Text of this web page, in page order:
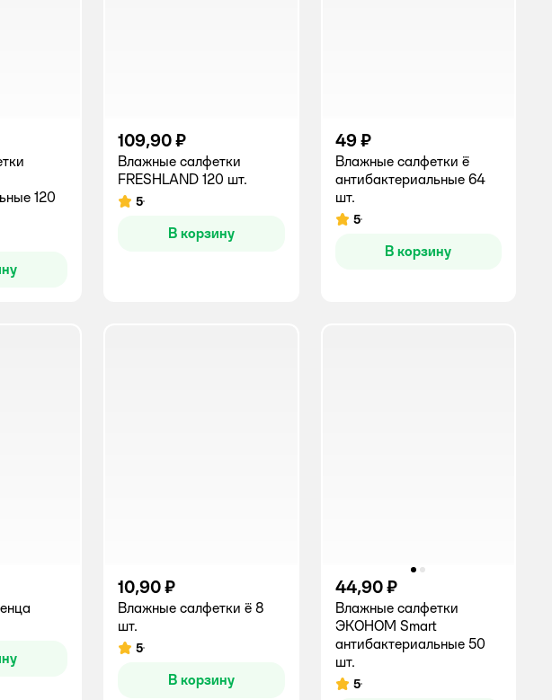
120
109,90 ₽
Влажные салфетки
FRESHLAND 120 шт.
Рейтинг:
5
В корзину
49 ₽
Влажные салфетки ё
антибактериальные 64
шт.
Рейтинг:
5
В корзину
10,90 ₽
Влажные салфетки ё 8
шт.
Рейтинг:
5
В корзину
44,90 ₽
Влажные салфетки
ЭКОНОМ Smart
антибактериальные 50
шт.
Рейтинг:
5